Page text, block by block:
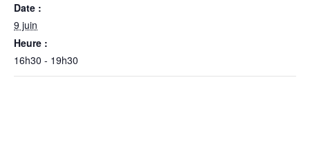
Date :
9 juin
Heure :
16h30 - 19h30